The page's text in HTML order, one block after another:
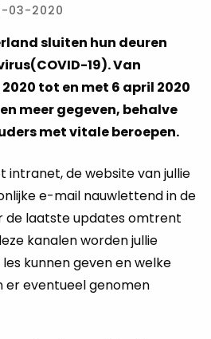
03-2020
sluiten hun deuren
19). Van
tot en met 6 april 2020
meer gegeven, behalve
met vitale beroepen.
intranet, de website van jullie
e-mail nauwlettend in de
de laatste updates omtrent
kanalen worden jullie
kunnen geven en welke
eventueel genomen